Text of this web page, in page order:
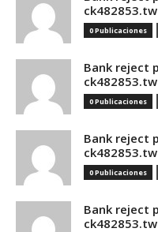
0 Publicaciones
Bank reject
0 Publicaciones
Bank reject
0 Publicaciones
Bank reject